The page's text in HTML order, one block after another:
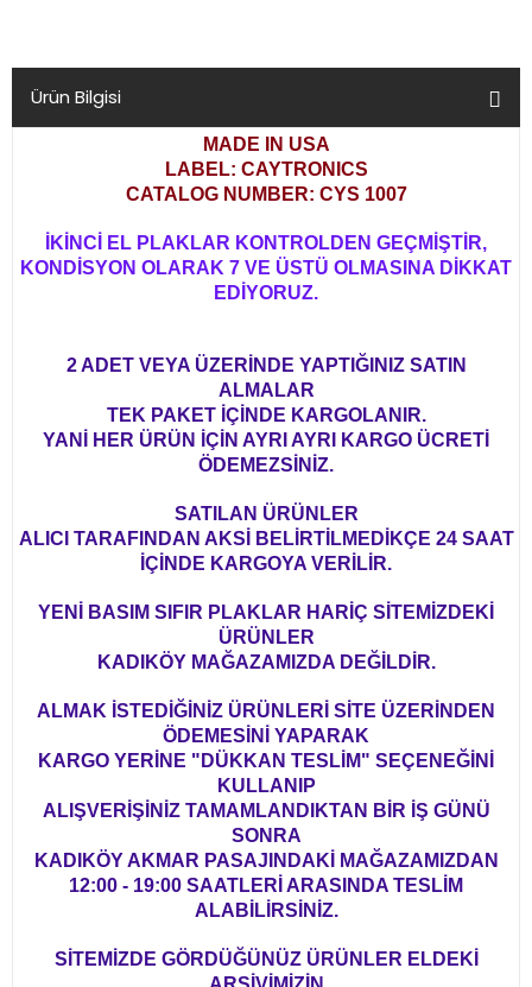
Ürün Bilgisi
MADE IN USA
LABEL: CAYTRONICS
CATALOG NUMBER: CYS 1007
İKİNCİ EL PLAKLAR KONTROLDEN GEÇMİŞTİR,
KONDİSYON OLARAK 7 VE ÜSTÜ OLMASINA DİKKAT
EDİYORUZ.
2 ADET VEYA ÜZERİNDE YAPTIĞINIZ SATIN
ALMALAR
TEK PAKET İÇİNDE KARGOLANIR.
YANİ HER ÜRÜN İÇİN AYRI AYRI KARGO ÜCRETİ
ÖDEMEZSİNİZ.
SATILAN ÜRÜNLER
ALICI TARAFINDAN AKSİ BELİRTİLMEDİKÇE 24 SAAT
İÇİNDE KARGOYA VERİLİR.
YENİ BASIM SIFIR PLAKLAR HARİÇ SİTEMİZDEKİ
ÜRÜNLER
KADIKÖY MAĞAZAMIZDA DEĞİLDİR.
ALMAK İSTEDİĞİNİZ ÜRÜNLERİ SİTE ÜZERİNDEN
ÖDEMESİNİ YAPARAK
KARGO YERİNE "DÜKKAN TESLİM" SEÇENEĞİNİ
KULLANIP
ALIŞVERİŞİNİZ TAMAMLANDIKTAN BİR İŞ GÜNÜ
SONRA
KADIKÖY AKMAR PASAJINDAKİ MAĞAZAMIZDAN
12:00 - 19:00 SAATLERİ ARASINDA TESLİM
ALABİLİRSİNİZ.
SİTEMİZDE GÖRDÜĞÜNÜZ ÜRÜNLER ELDEKİ